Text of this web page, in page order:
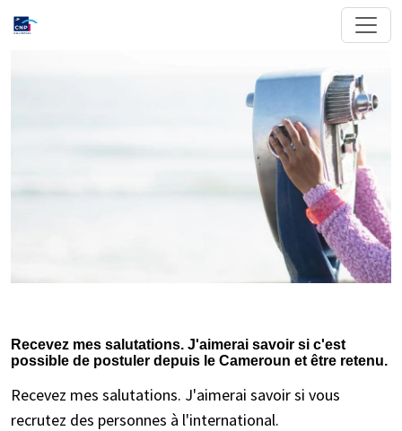
Recevez mes salutations. J'aimerai savoir si c'est
possible de postuler depuis le Cameroun et être retenu.
Recevez mes salutations. J'aimerai savoir si vous
recrutez des personnes à l'international.